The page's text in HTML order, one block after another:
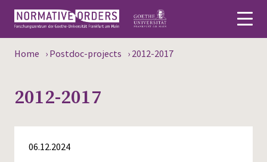
About
Persons
Home › Postdoc-projects › 2012-2017
2012-2017
06.12.2024